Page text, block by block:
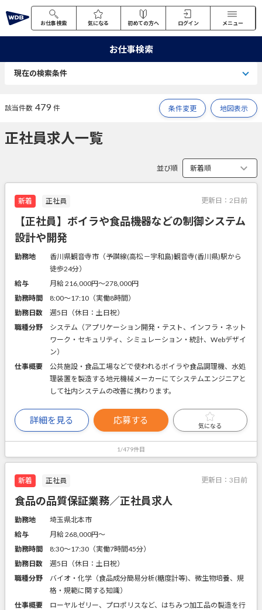
お仕事検索 気になる 初めての方へ ログイン メニュー
お仕事検索
現在の検索条件
該当件数 479 件 条件変更 地図表示
正社員求人一覧
並び順
新着 正社員 更新日： 2日前
【正社員】ボイラや食品機器などの制御システム
設計や開発
勤務地
香川県観音寺市（予讃線(高松－宇和島)観音寺(香川県)駅から
徒歩24分）
給与
月給 216,000円〜278,000円
勤務時間
8:00～17:10（実働8時間）
勤務日数
週5日（休日：土日祝）
職種分野
システム（アプリケーション開発・テスト、インフラ・ネット
ワーク・セキュリティ、シミュレーション・統計、Webデザイ
ン）
仕事概要
公共施設・食品工場などで使われるボイラや食品調理機、水処
理装置を製造する地元機械メーカーにてシステムエンジニアと
して社内システムの改善に携わります。
詳細を見る 応募する
気になる
1/479件目
新着 正社員 更新日： 3日前
食品の品質保証業務／正社員求人
勤務地
埼玉県北本市
給与
月給 268,000円〜
勤務時間
8:30～17:30（実働7時間45分）
勤務日数
週5日（休日：土日祝）
職種分野
バイオ・化学（食品成分簡易分析(糖度計等)、微生物培養、規
格・規範に関する知識）
仕事概要
ローヤルゼリー、プロポリスなど、はちみつ加工品の製造を行